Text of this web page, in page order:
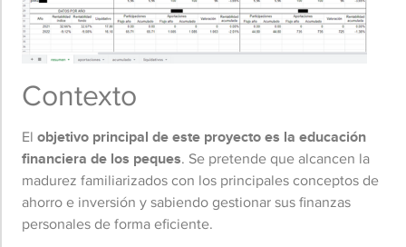
Contexto
El objetivo principal de este proyecto es la educación
financiera de los peques. Se pretende que alcancen la
madurez familiarizados con los principales conceptos de
ahorro e inversión y sabiendo gestionar sus finanzas
personales de forma eficiente.